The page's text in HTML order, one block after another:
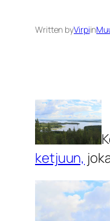
Written byVirpiin
ketjuun,